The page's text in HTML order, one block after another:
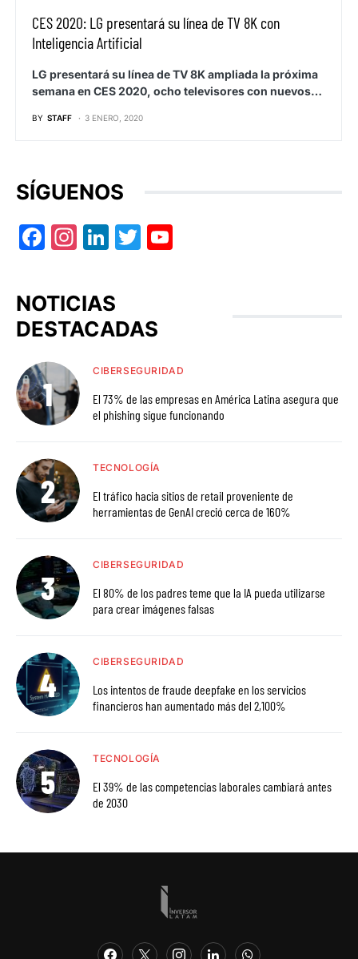
CES 2020: LG presentará su línea de TV 8K con
Inteligencia Artificial
LG presentará su línea de TV 8K ampliada la próxima
semana en CES 2020, ocho televisores con nuevos…
BY STAFF 3 ENERO, 2020
SÍGUENOS
Facebook
Instagram
LinkedIn
Twitter
NOTICIAS
DESTACADAS
CIBERSEGURIDAD
El 73% de las empresas en América Latina asegura que
el phishing sigue funcionando
TECNOLOGÍA
El tráfico hacia sitios de retail proveniente de
herramientas de GenAI creció cerca de 160%
CIBERSEGURIDAD
El 80% de los padres teme que la IA pueda utilizarse
para crear imágenes falsas
CIBERSEGURIDAD
Los intentos de fraude deepfake en los servicios
financieros han aumentado más del 2,100%
TECNOLOGÍA
El 39% de las competencias laborales cambiará antes
de 2030